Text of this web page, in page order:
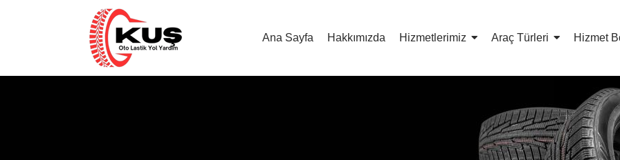
Ana Sayfa Hakkımızda Hizmetlerimiz Araç Türleri Hizmet